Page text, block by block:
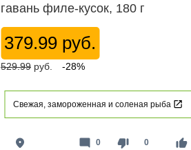
гавань филе-кусок, 180 г
379.99 руб.
529.99 руб. -28%
Свежая, замороженная и соленая рыба
place thumb_down 0 thumb_up
mode_comment 0